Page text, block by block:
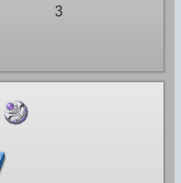
3